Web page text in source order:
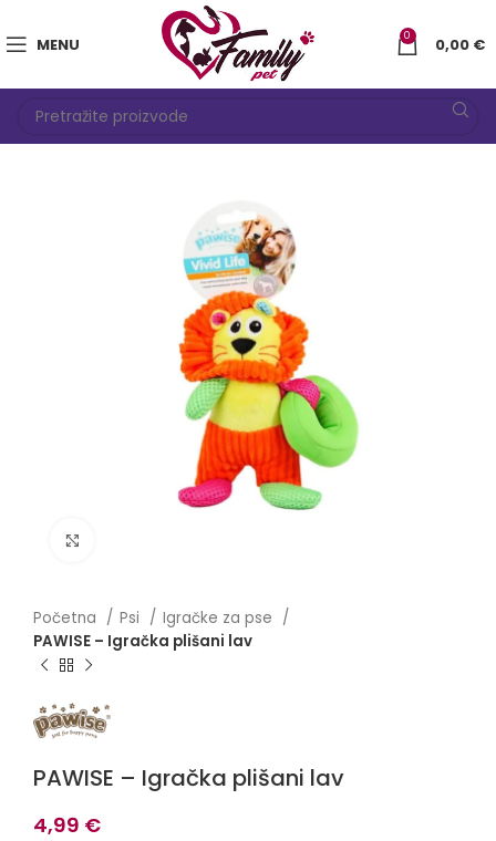
MENU 0 0,00 €
Početna Psi
Igračke za pse
PAWISE – Igračka plišani lav
PAWISE – Igračka plišani lav
4,99 €